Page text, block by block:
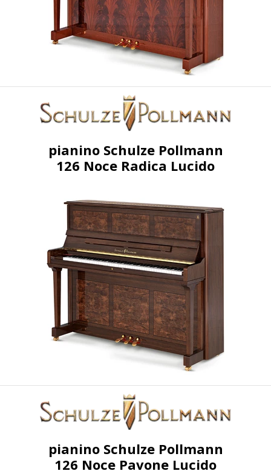
pianino Schulze Pollmann
126 Noce Pavone Lucido
pianino Schulze Pollmann
126 Noce Radica Lucido